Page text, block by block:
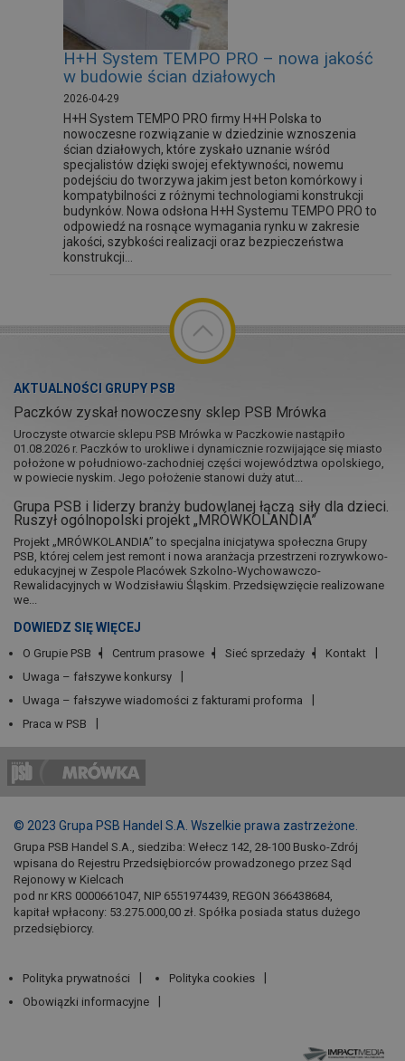
H+H System TEMPO PRO – nowa jakość
w budowie ścian działowych
2026-04-29
H+H System TEMPO PRO firmy H+H Polska to
nowoczesne rozwiązanie w dziedzinie wznoszenia
ścian działowych, które zyskało uznanie wśród
specjalistów dzięki swojej efektywności, nowemu
podejściu do tworzywa jakim jest beton komórkowy i
kompatybilności z różnymi technologiami konstrukcji
budynków. Nowa odsłona H+H Systemu TEMPO PRO to
odpowiedź na rosnące wymagania rynku w zakresie
jakości, szybkości realizacji oraz bezpieczeństwa
konstrukcji...
AKTUALNOŚCI GRUPY PSB
Paczków zyskał nowoczesny sklep PSB Mrówka
Uroczyste otwarcie sklepu PSB Mrówka w Paczkowie nastąpiło
01.08.2026 r. Paczków to urokliwe i dynamicznie rozwijające się miasto
położone w południowo-zachodniej części województwa opolskiego,
w powiecie nyskim. Jego położenie stanowi duży atut...
Grupa PSB i liderzy branży budowlanej łączą siły dla dzieci.
Ruszył ogólnopolski projekt „MRÓWKOLANDIA”
Projekt „MRÓWKOLANDIA” to specjalna inicjatywa społeczna Grupy
PSB, której celem jest remont i nowa aranżacja przestrzeni rozrywkowo-
edukacyjnej w Zespole Placówek Szkolno-Wychowawczo-
Rewalidacyjnych w Wodzisławiu Śląskim. Przedsięwzięcie realizowane
we...
DOWIEDZ SIĘ WIĘCEJ
O Grupie PSB Centrum prasowe Sieć sprzedaży
Kontakt
Uwaga – fałszywe konkursy
Uwaga – fałszywe wiadomości z fakturami proforma
Praca w PSB
© 2023 Grupa PSB Handel S.A. Wszelkie prawa zastrzeżone.
Grupa PSB Handel S.A., siedziba: Wełecz 142, 28-100 Busko-Zdrój
wpisana do Rejestru Przedsiębiorców prowadzonego przez Sąd
Rejonowy w Kielcach
pod nr KRS 0000661047, NIP 6551974439, REGON 366438684,
kapitał wpłacony: 53.275.000,00 zł. Spółka posiada status dużego
przedsiębiorcy.
Polityka prywatności
Polityka cookies
Obowiązki informacyjne